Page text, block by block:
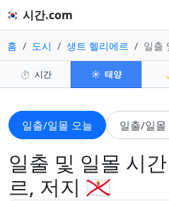
🇰🇷 시간.com
홈 도시 생트 헬리에르 일출
⏱️ 시간 ☀️ 태양
일출/일몰 오늘 일출/일몰
일출 및 일몰 시
르, 저지 🇯🇪